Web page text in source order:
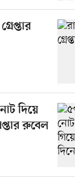
দিয়ে
রুবেল